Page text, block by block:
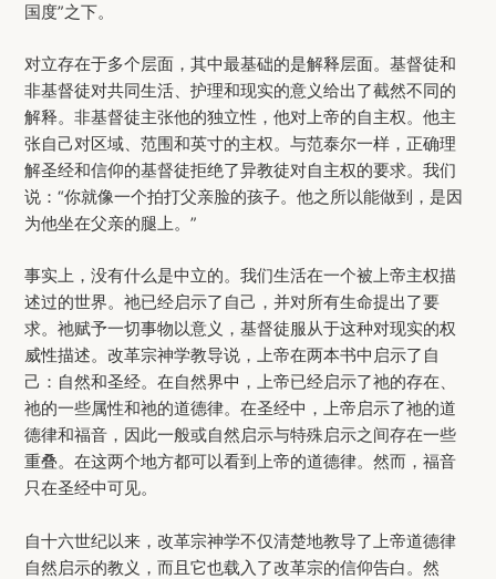
国度”之下。
对立存在于多个层面，其中最基础的是解释层面。基督徒和
非基督徒对共同生活、护理和现实的意义给出了截然不同的
解释。非基督徒主张他的独立性，他对上帝的自主权。他主
张自己对区域、范围和英寸的主权。与范泰尔一样，正确理
解圣经和信仰的基督徒拒绝了异教徒对自主权的要求。我们
说：“你就像一个拍打父亲脸的孩子。他之所以能做到，是因
为他坐在父亲的腿上。”
事实上，没有什么是中立的。我们生活在一个被上帝主权描
述过的世界。祂已经启示了自己，并对所有生命提出了要
求。祂赋予一切事物以意义，基督徒服从于这种对现实的权
威性描述。改革宗神学教导说，上帝在两本书中启示了自
己：自然和圣经。在自然界中，上帝已经启示了祂的存在、
祂的一些属性和祂的道德律。在圣经中，上帝启示了祂的道
德律和福音，因此一般或自然启示与特殊启示之间存在一些
重叠。在这两个地方都可以看到上帝的道德律。然而，福音
只在圣经中可见。
自十六世纪以来，改革宗神学不仅清楚地教导了上帝道德律
自然启示的教义，而且它也载入了改革宗的信仰告白。然